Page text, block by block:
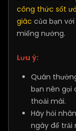
công thức sốt
giác của bạn
miếng nướng.
Lưu ý:
Quán
bạn nên gọi
thoải mái.
Hãy hỏi
ngày để trải